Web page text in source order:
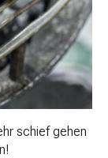
schief gehen